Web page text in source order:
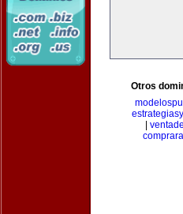
Otros